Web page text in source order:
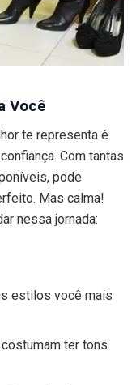
Você
te representa é
Com tantas
pode
Mas calma!
nessa jornada:
estilos você mais
ter tons